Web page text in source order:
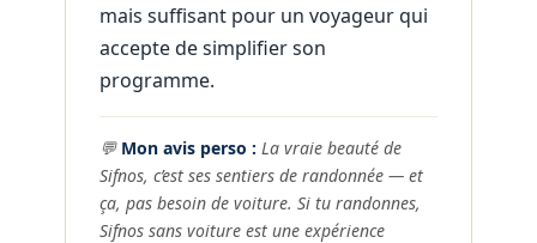
mais suffisant pour un voyageur qui
accepte de simplifier son
programme.
💬 Mon avis perso : La vraie beauté de
Sifnos, c’est ses sentiers de randonnée — et
ça, pas besoin de voiture. Si tu randonnes,
Sifnos sans voiture est une expérience